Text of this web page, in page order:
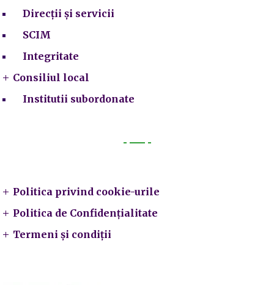
Direcții și servicii
SCIM
Integritate
Consiliul local
Institutii subordonate
Politica privind cookie-urile
Politica de Confidențialitate
Termeni și condiții